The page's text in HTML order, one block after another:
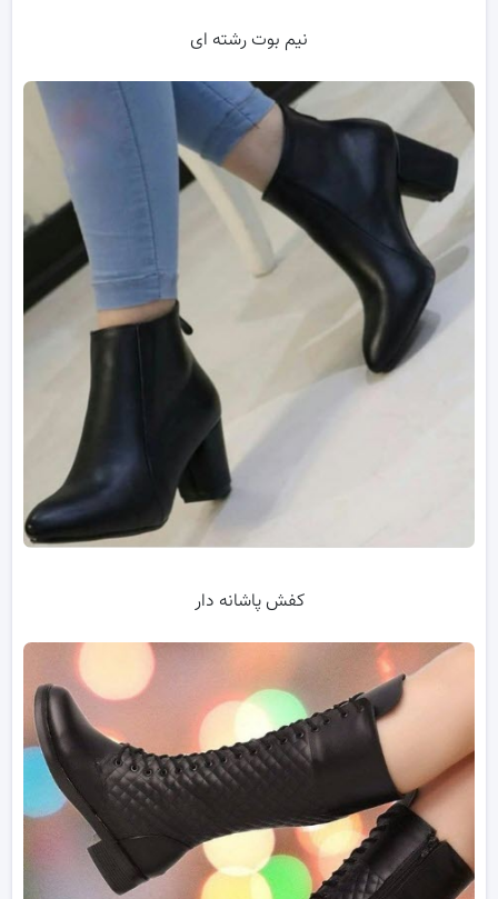
نیم بوت رشته ای
کفش پاشانه دار